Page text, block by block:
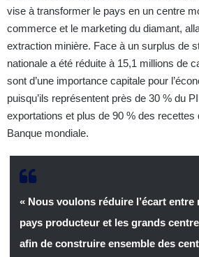
vise à transformer le pays en un centre
commerce et le marketing du diamant,
extraction minière. Face à un surplus de
nationale a été réduite à 15,1 millions de
sont d’une importance capitale pour
puisqu’ils représentent près de 30 % du
exportations et plus de 90 % des recettes
Banque mondiale.
« Nous voulons réduire l’écart entre
pays producteur et les grands
afin de construire ensemble des